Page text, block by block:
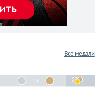
Все медали